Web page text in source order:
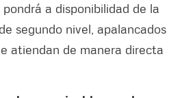
a disponibilidad de la
segundo nivel, apalancados
atiendan de manera directa